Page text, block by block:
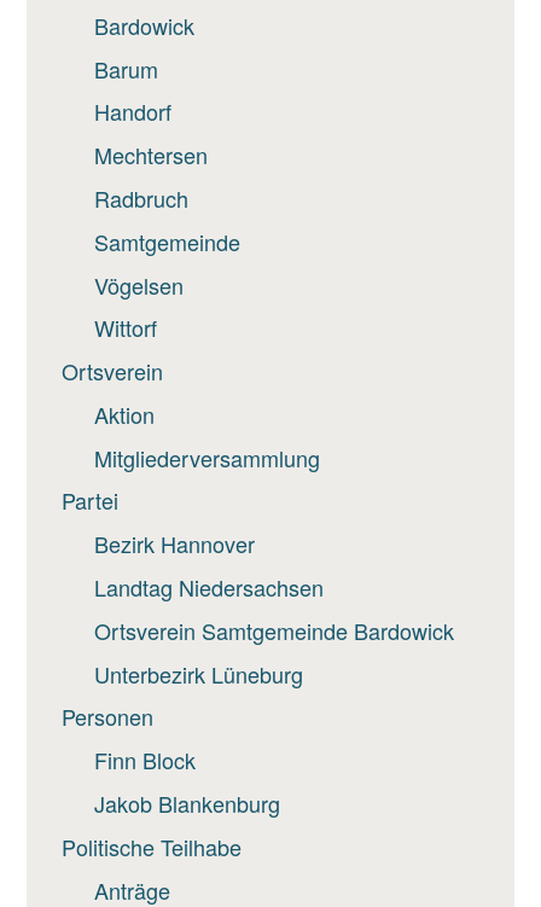
Bardowick
Barum
Handorf
Mechtersen
Radbruch
Samtgemeinde
Vögelsen
Wittorf
Ortsverein
Aktion
Mitgliederversammlung
Partei
Bezirk Hannover
Landtag Niedersachsen
Ortsverein Samtgemeinde Bardowick
Unterbezirk Lüneburg
Personen
Finn Block
Jakob Blankenburg
Politische Teilhabe
Anträge